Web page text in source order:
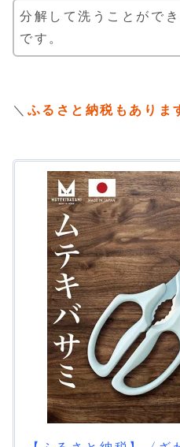
分解して洗うことがで
です。
＼ ふるさと納税もありま